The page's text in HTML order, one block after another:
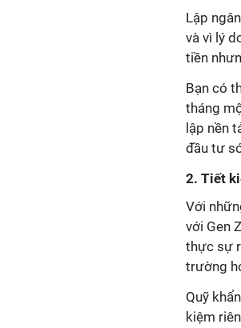
Lập
và vì lý
tiền
Bạn có
tháng
lập nền
đầu tư
2. Tiết
Với
với Gen
thực sự
trường
Quỹ
kiệm